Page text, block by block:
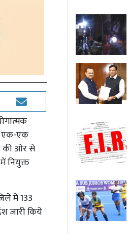
एक-एक
की ओर से
नियुक्त
में 133
जारी किये